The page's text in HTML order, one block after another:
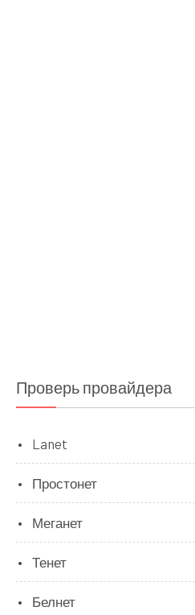
Проверь провайдера
Lanet
Простонет
Меганет
Тенет
Белнет